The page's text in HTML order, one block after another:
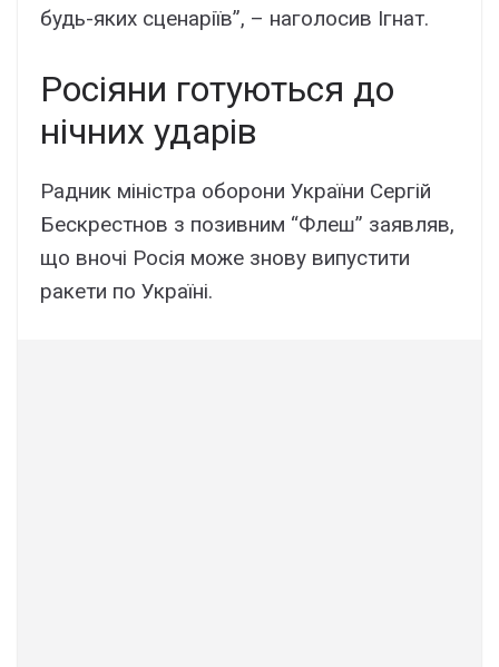
будь-яких сценаріїв”, – наголосив Ігнат.
Росіяни готуються до
нічних ударів
Радник міністра оборони України Сергій
Бескрестнов з позивним “Флеш” заявляв,
що вночі Росія може знову випустити
ракети по Україні.